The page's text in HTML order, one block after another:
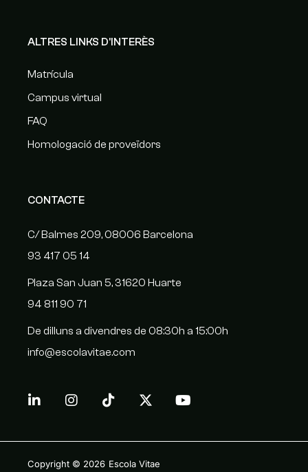
ALTRES LINKS D'INTERÈS
Matrícula
Campus virtual
FAQ
Homologació de proveïdors
CONTACTE
C/ Balmes 209, 08006 Barcelona
93 417 05 14
Plaza San Juan 5, 31620 Huarte
94 811 90 71
De dilluns a divendres de 08:30h a 15:00h
info@escolavitae.com
Copyright © 2026 Escola Vitae